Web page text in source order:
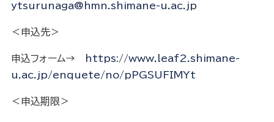
ytsurunaga@hmn.shimane-u.ac.jp
＜申込先＞
申込フォーム→
https://www.leaf2.shimane-
u.ac.jp/enquete/no/pPGSUFIMYt
＜申込期限＞